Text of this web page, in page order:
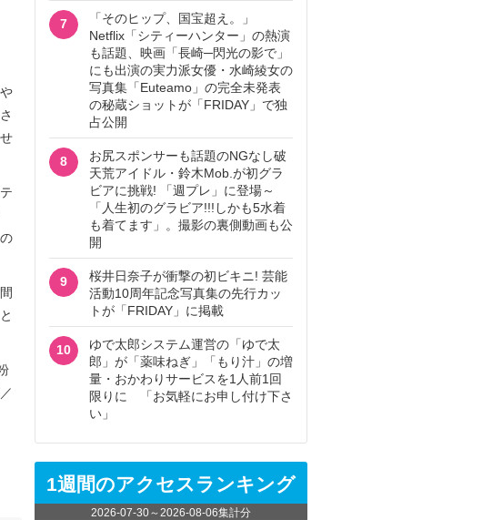
7
「そのヒップ、国宝超え。」
Netflix「シティーハンター」の熱演
も話題、映画「長崎─閃光の影で」
にも出演の実力派女優・水崎綾女の
写真集「Euteamo」の完全未発表
の秘蔵ショットが「FRIDAY」で独
占公開
8
お尻スポンサーも話題のNGなし破
天荒アイドル・鈴木Mob.が初グラ
ビアに挑戦! 「週プレ」に登場～
「人生初のグラビア!!!しかも5水着
も着てます」。撮影の裏側動画も公
開
9
桜井日奈子が衝撃の初ビキニ! 芸能
活動10周年記念写真集の先行カッ
トが「FRIDAY」に掲載
10
ゆで太郎システム運営の「ゆで太
郎」が「薬味ねぎ」「もり汁」の増
量・おかわりサービスを1人前1回
限りに 「お気軽にお申し付け下さ
い」
1週間のアクセスランキング
2026-07-30～2026-08-06集計分